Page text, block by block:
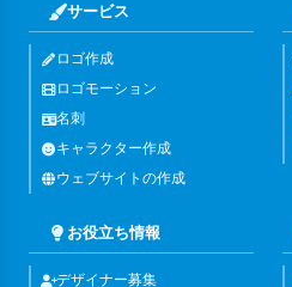
サービス
ロゴ作成
ロゴモーション
名刺
キャラクター作成
ウェブサイトの作成
お役立ち情報
デザイナー募集